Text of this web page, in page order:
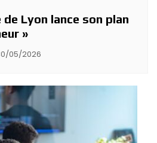
de Lyon lance son plan
»
05/2026